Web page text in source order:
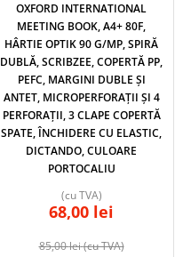
OXFORD INTERNATIONAL
MEETING BOOK, A4+ 80F,
HÂRTIE OPTIK 90 G/MP, SPIRĂ
DUBLĂ, SCRIBZEE, COPERTĂ PP,
PEFC, MARGINI DUBLE ȘI
ANTET, MICROPERFORAȚII ȘI 4
PERFORAȚII, 3 CLAPE COPERTĂ
SPATE, ÎNCHIDERE CU ELASTIC,
DICTANDO, CULOARE
PORTOCALIU
85,00lei(cu TVA)
68,00 lei
(cu TVA)